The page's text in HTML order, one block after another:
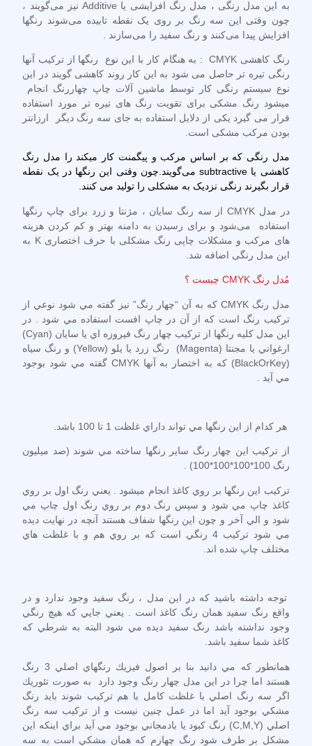
به این مدل رنگی ، مدل رنگ افزایشی یا Additive نیز می‌گویند ،
چون وقتی این سه رنگ بر روی یک نقطه تابیده می‌شوند رنگها
افزایش پیدا می‌کنند و رنگ سفید را می‌سازند .
رنگ کاهشی CMYK: به هنگام کار با این نوع رنگها از ترکیب آنها
رنگی تیره تر حاصل می شود به این کار روند کاهشی گویند در این
نوع سیستم رنگی کار توسط ماشین آلات چاپ چهاررنگ انجام
میشود رنگ مشکی برای تقویت رنگ های تیره تر مورد استفاده
قرار می گیرد یکی از دلایل استفاده به جای سه رنگ دیگر ارزانتر
بودن مرکب مشکی است.
مدل رنگی که بر اساس مرکب و پیگمنت کار میکند را مدل رنگ
کاهشی یا
می‌گویند.چون وقتی این رنگها در یک نقطه
قرار بگیرند رنگی نزدیک به مشکلی را تولید می کنند.
در مدل CMYK از سه رنگ سایان ، مژنتا و زرد برای چاپ رنگها
استفاده می‌شود و برای رسیدن به دامنه بهتر و کم کردن هزینه
های مرکب و مشکلات چاپی رنگ مشکلی با حرف اختصاری K به
این مدل رنگی اضافه شد.
مُدل رنگ CMYK چيست ؟
مدل رنگ CMYK كه به آن “چهار رنگ” نيز گفته مي شود نوعي از
تركيب رنگ است كه از آن در چاپ افست استفاده مي شود . در
اين مدل كليه رنگها از تركيب چهار رنگ فيروزه اي يا سايان (Cyan)
ارغواني يا مجنتا (Magenta) رنگ زرد يا يلو (Yellow) و رنگ سياه
(BlackOrKey) كه به اختصار به آنها CMYK گفته مي شود بوجود
مي آيد .
هر كدام از اين رنگها مي تواند داراي غلظت 1 تا 100 باشد.
از تركيب اين چهار رنگ ساير رنگها ساخته مي شوند (صد ميليون
رنگ 100*100*100*100) .
تركيب اين رنگها بر روي كاغذ انجام ميشود . يعني رنگ اول بر روي
كاغذ چاپ مي شود و سپس رنگ دوم بر روي رنگ اول چاپ مي
شود و الي آخر و چون اين رنگها شفاف هستند آنچه در نهايت ديده
مي شود تركيب 4 رنگي است كه بر روي هم و با غلظت هاي
مختلف چاپ شده اند.
توجه داشته باشيد كه در اين مدل ، رنگ سفيد وجود ندارد و در
واقع رنگ سفيد همان رنگ كاغذ است . يعني جايي كه هيچ رنگي
وجود نداشته باشد رنگ سفيد ديده مي شود البته به شرطي كه
كاغذ شما سفيد باشد.
همانطور كه مي دانيد بنا بر اصول فيزيك رنگهاي اصلي 3 رنگ
هستند اما چرا در اين مدل چهار رنگ وجود دارد به صورت تئوريك
اگر سه رنگ اصلي با غلظت كامل با هم تركيب شوند بايد رنگ
مشكي بوجود آيد اما در عمل چنين نيست و از تركيب سه رنگ
اصلي (C,M,Y) رنگ كبود يا بادمجاني بوجود مي آيد براي اينكه اين
مشكل بر طرف شود رنگ چهارم كه همان مشكي است به سه